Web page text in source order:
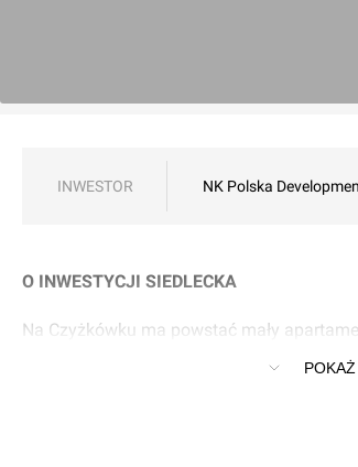
INWESTOR NK Polska
O INWESTYCJI SIEDLECKA
Na Czyżkówku ma powstać mały